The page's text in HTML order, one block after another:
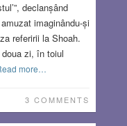
declanșând
imaginându-și
referirii la Shoah.
zi, în toiul
more…
3 COMMENTS